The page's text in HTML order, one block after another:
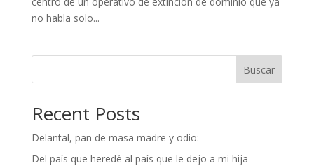
no habla solo...
Buscar
Recent Posts
Delantal, pan de masa madre y odio:
Del país que heredé al país que le dejo a mi hija